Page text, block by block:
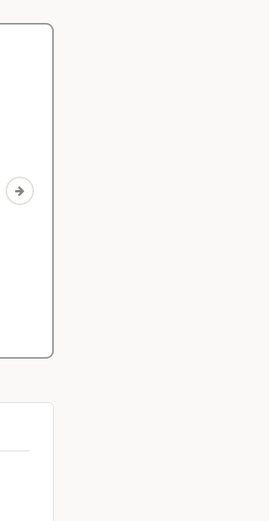
vakken. Sinds ik mijn
aantekeningen digitaal maak in